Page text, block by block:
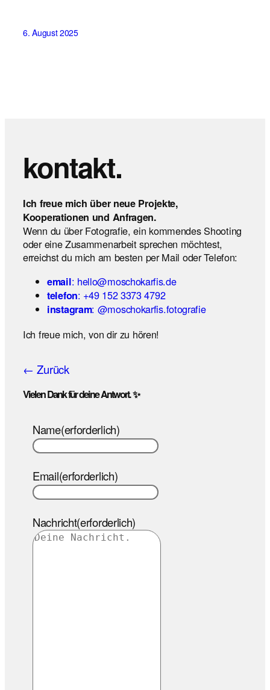
6. August 2025
kontakt.
Ich freue mich über neue Projekte,
Kooperationen und Anfragen.
Wenn du über Fotografie, ein kommendes Shooting
oder eine Zusammenarbeit sprechen möchtest,
erreichst du mich am besten per Mail oder Telefon:
email: hello@moschokarfis.de
telefon: +49 152 3373 4792
instagram: @moschokarfis.fotografie
Ich freue mich, von dir zu hören!
← Zurück
Vielen Dank für deine Antwort. ✨
Name(erforderlich)
Email(erforderlich)
Nachricht(erforderlich)